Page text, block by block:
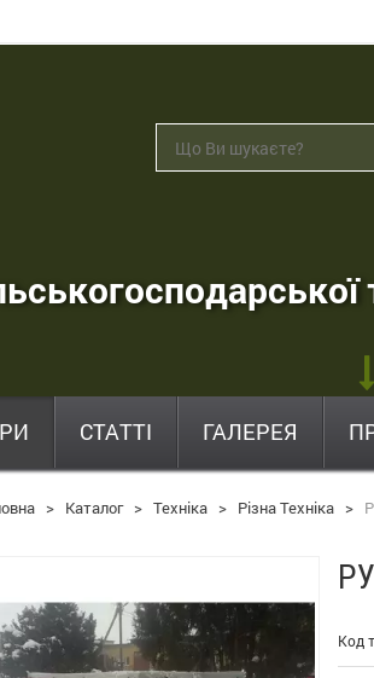
СТАТТІ ГАЛЕРЕЯ
> Каталог > Техніка > Різна Техніка >
Код